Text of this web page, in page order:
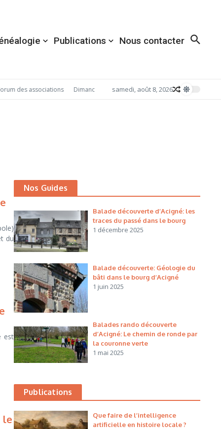
Publications Nous contacter
des associations Dimanche 6 septembre 2026: Redécouvrez Acigné
samedi, août 8, 2026
du
est
le
Nos Guides
Balade découverte d’Acigné: les
traces du passé dans le bourg
1 décembre 2025
Balade découverte: Géologie du
bâti dans le bourg d’Acigné
1 juin 2025
Balades rando découverte
d’Acigné: Le chemin de ronde par
la couronne verte
1 mai 2025
Publications
Que faire de l’intelligence
artificielle en histoire locale ?